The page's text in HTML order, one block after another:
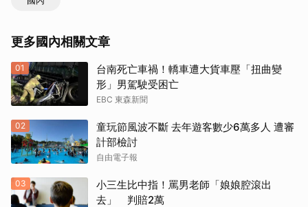
更多國內相關文章
01
台南死亡車禍！轎車遭大貨車壓「扭曲變
形」男駕駛受困亡
EBC 東森新聞
02
童玩節風波不斷 去年遊客數少6萬多人 遭審
計部檢討
自由電子報
03
小三生比中指！罵男老師「娘娘腔滾出
去」 判賠2萬